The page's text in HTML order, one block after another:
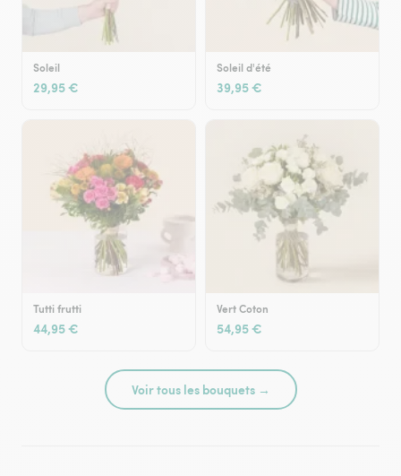
Soleil
29,95 €
Soleil d'été
39,95 €
Tutti frutti
44,95 €
Vert Coton
54,95 €
Voir tous les bouquets →